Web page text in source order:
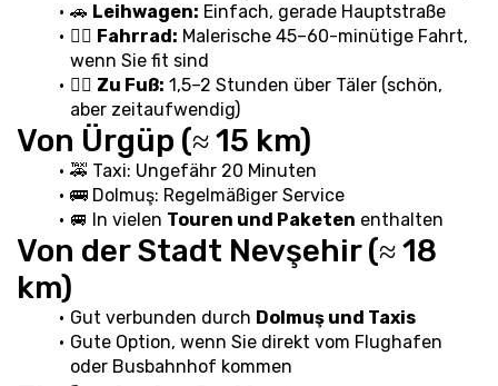
🚗 Leihwagen: Einfach, gerade Hauptstraße
🚴‍♂️ Fahrrad: Malerische 45–60-minütige Fahrt,
wenn Sie fit sind
🚶‍♂️ Zu Fuß: 1,5–2 Stunden über Täler (schön,
aber zeitaufwendig)
Von Ürgüp (≈ 15 km)
🚕 Taxi: Ungefähr 20 Minuten
🚌 Dolmuş: Regelmäßiger Service
🚐 In vielen Touren und Paketen enthalten
Von der Stadt Nevşehir (≈ 18
km)
Gut verbunden durch Dolmuş und Taxis
Gute Option, wenn Sie direkt vom Flughafen
oder Busbahnhof kommen